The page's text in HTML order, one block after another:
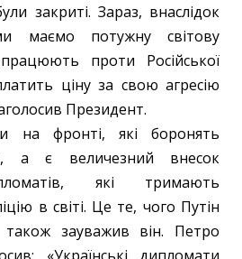
закриті. Зараз, внаслідок
маємо потужну світову
працюють проти Російської
ціну за свою агресію
Президент.
на фронті, які боронять
а є величезний внесок
які тримають
в світі. Це те, чого Путін
зауважив він. Петро